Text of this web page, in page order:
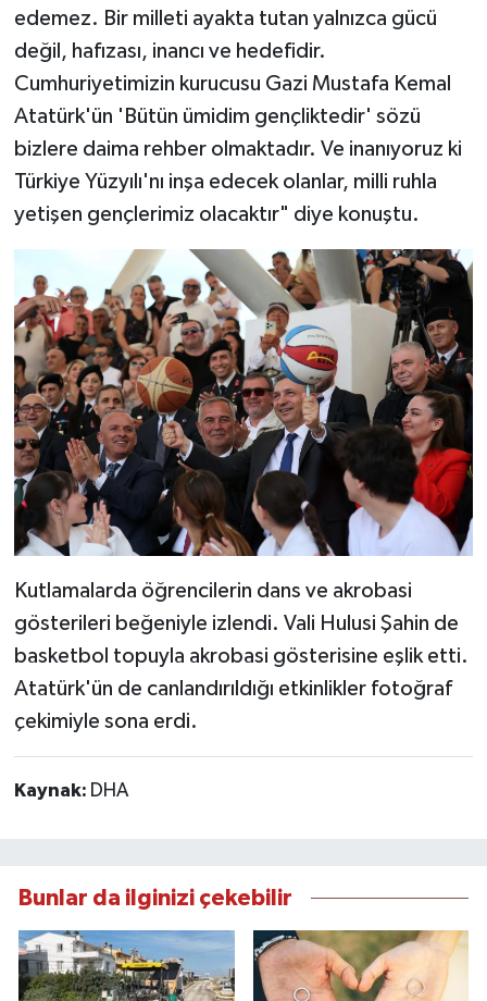
edemez. Bir milleti ayakta tutan yalnızca gücü
değil, hafızası, inancı ve hedefidir.
Cumhuriyetimizin kurucusu Gazi Mustafa Kemal
Atatürk'ün 'Bütün ümidim gençliktedir' sözü
bizlere daima rehber olmaktadır. Ve inanıyoruz ki
Türkiye Yüzyılı'nı inşa edecek olanlar, milli ruhla
yetişen gençlerimiz olacaktır" diye konuştu.
Kutlamalarda öğrencilerin dans ve akrobasi
gösterileri beğeniyle izlendi. Vali Hulusi Şahin de
basketbol topuyla akrobasi gösterisine eşlik etti.
Atatürk'ün de canlandırıldığı etkinlikler fotoğraf
çekimiyle sona erdi.
Kaynak: DHA
Bunlar da ilginizi çekebilir